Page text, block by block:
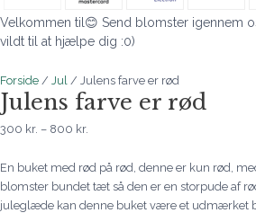
Velkommen til😊 Send blomster igennem
vildt til at hjælpe dig :0)
Forside / Jul / Julens farve er rød
Julens farve er rød
300 kr. – 800 kr.
En buket med rød på rød, denne er kun rød,
blomster bundet tæt så den er en storpude af
juleglæde kan denne buket være et udmærket